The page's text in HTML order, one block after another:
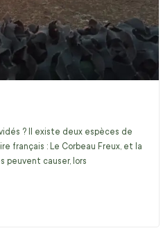
? Il existe deux espèces de
français : Le Corbeau Freux, et la
peuvent causer, lors